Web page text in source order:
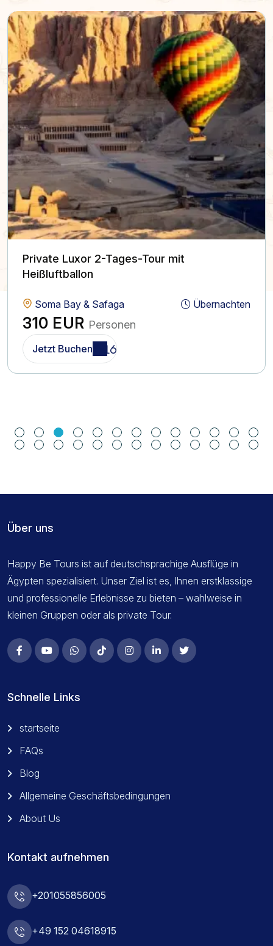
Private Luxor 2-Tages-Tour mit
Heißluftballon
Soma Bay & Safaga Übernachten
310 EUR Personen
Jetzt Buchen
Über uns
Happy Be Tours ist auf deutschsprachige Ausflüge in
Ägypten spezialisiert. Unser Ziel ist es, Ihnen erstklassige
und professionelle Erlebnisse zu bieten – wahlweise in
kleinen Gruppen oder als private Tour.
Schnelle Links
startseite
FAQs
Blog
Allgemeine Geschäftsbedingungen
About Us
Kontakt aufnehmen
+201055856005
+49 152 04618915